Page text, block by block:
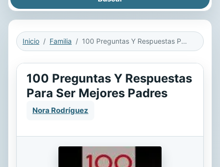
Inicio Familia 100 Preguntas Y Respuestas Para Ser Mejores Padres
100 Preguntas Y Respuestas
Para Ser Mejores Padres
Nora Rodríguez